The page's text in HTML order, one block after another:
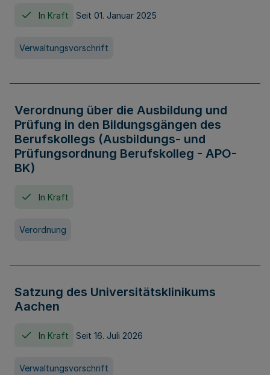
In Kraft Seit 01. Januar 2025
Verwaltungsvorschrift
Verordnung über die Ausbildung und
Prüfung in den Bildungsgängen des
Berufskollegs (Ausbildungs- und
Prüfungsordnung Berufskolleg - APO-
BK)
In Kraft
Verordnung
Satzung des Universitätsklinikums
Aachen
In Kraft Seit 16. Juli 2026
Verwaltungsvorschrift